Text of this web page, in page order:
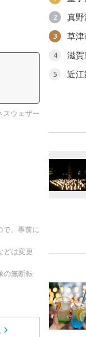
スウェザー
、事前に
どは変更
の無断転
2 真
3 草
4 滋
5
近